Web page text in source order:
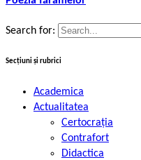
Search for:
Secțiuni și rubrici
Academica
Actualitatea
Certocrația
Contrafort
Didactica